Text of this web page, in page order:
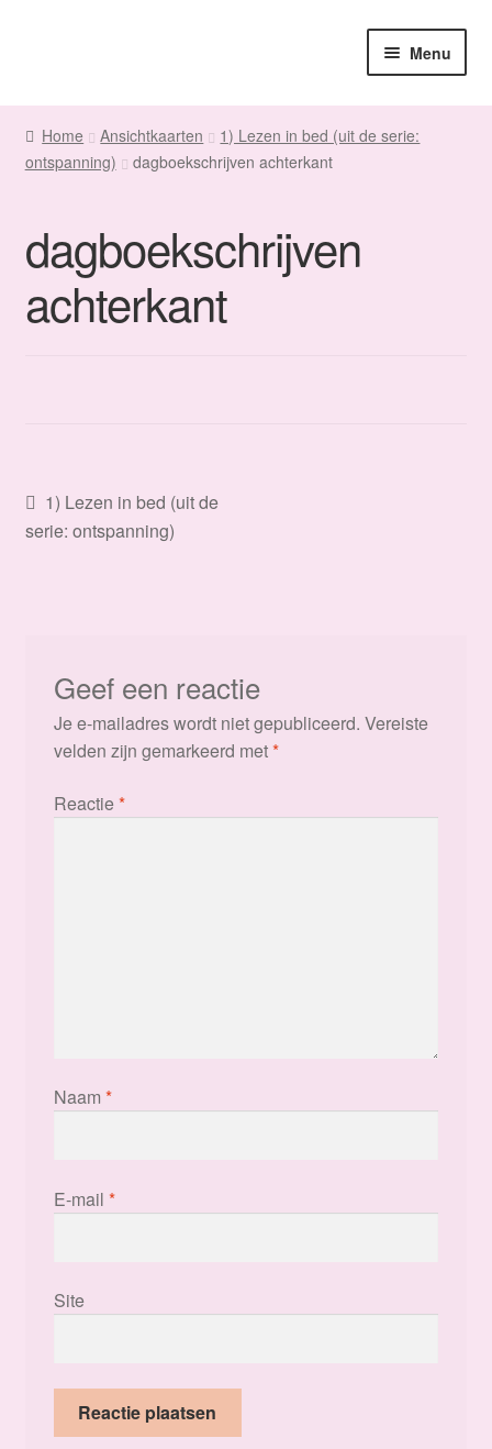
navigatie
inhoud
Menu
Home
Sanne
Winkel
Home Ansichtkaarten
1) Lezen in bed (uit de serie:
ontspanning)
dagboekschrijven achterkant
dagboekschrijven
achterkant
Bericht
navigatie
Vorig
bericht:
1) Lezen in bed (uit de
serie: ontspanning)
Geef een reactie
Je e-mailadres wordt niet gepubliceerd. Vereiste
velden zijn gemarkeerd met*
Reactie*
Naam *
E-mail *
Site